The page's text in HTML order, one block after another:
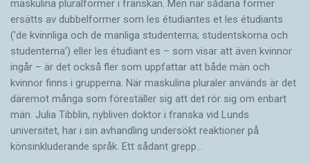
maskulina pluralformer i franskan. Men när sådana ­former
ersätts av dubbel­former som les étudiantes et les étudiants
(’de kvinnliga och de manliga studenterna; studentskorna och
studenterna’) eller les étudiant·es – som visar att även kvinnor
ingår – är det också fler som uppfattar att både män och
kvinnor finns i grupperna. När maskulina pluraler används är det
där­emot många som föreställer sig att det rör sig om enbart
män. Julia Tibblin, nybliven doktor i franska vid Lunds
universitet, har i sin avhandling undersökt reaktioner på
könsinkluderande språk. Ett sådant grepp…